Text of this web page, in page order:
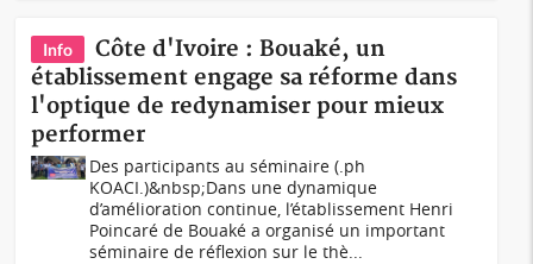
Info
Côte d'Ivoire : Bouaké, un
établissement engage sa réforme dans
l'optique de redynamiser pour mieux
performer
Des participants au séminaire (.ph
KOACI.)&nbsp;Dans une dynamique
d’amélioration continue, l’établissement Henri
Poincaré de Bouaké a organisé un important
séminaire de réflexion sur le thè...